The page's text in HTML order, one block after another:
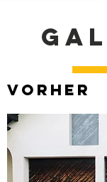
vorher